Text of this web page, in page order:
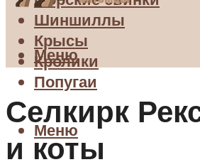
Шиншиллы
Крысы
Кролики
Попугаи
Меню
Меню
Селкирк
и коты